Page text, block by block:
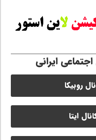
ایرانی
روبیکا
ایتا